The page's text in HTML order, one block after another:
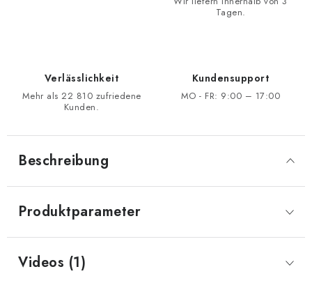
Tagen.
Verlässlichkeit
Mehr als 22 810 zufriedene
Kunden.
Kundensupport
MO - FR: 9:00 – 17:00
Beschreibung
Produktparameter
Videos (1)